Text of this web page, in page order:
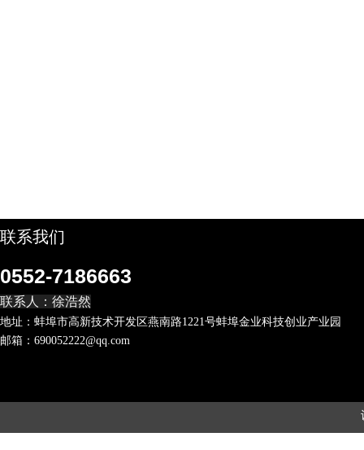
联系我们
0552-7186663
联系人：徐浩然
地址：蚌埠市高新技术开发区燕南路1221号蚌埠金业科技创业产业园
邮箱：690052222@qq.com